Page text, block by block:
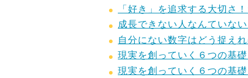
「好き」を追求する大切さ
成長できない人なんていな
自分にない数字はどう捉え
現実を創っていく６つの基
現実を創っていく６つの基